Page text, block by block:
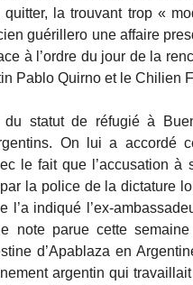
la trouvant trop «
guérillero une affaire
à l’ordre du jour de la
Pablo Quirno et le Chilien
du statut de réfugié à
On lui a accordé
le fait que l’accusation à
la police de la dictature
l’a indiqué l’ex-
note parue cette
d’Apablaza en
argentin qui